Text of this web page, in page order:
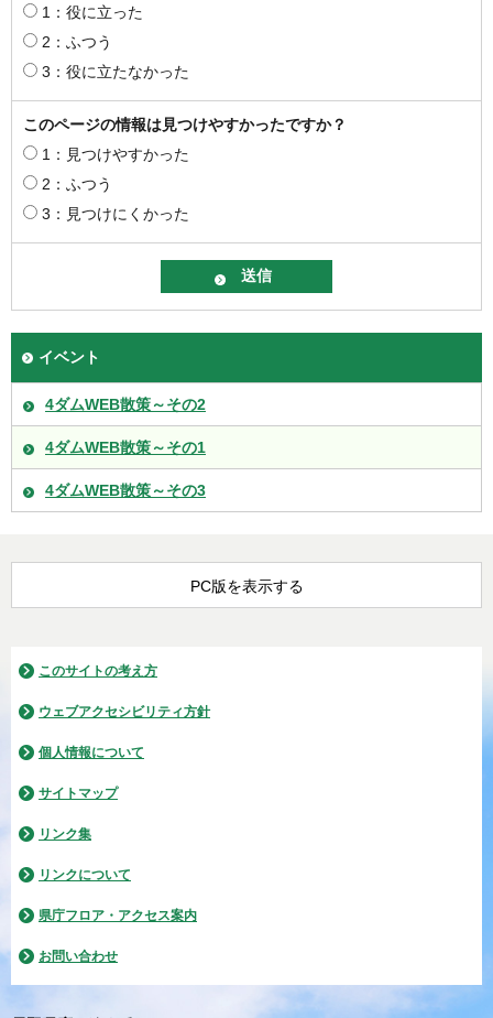
1：役に立った
2：ふつう
3：役に立たなかった
このページの情報は見つけやすかったですか？
1：見つけやすかった
2：ふつう
3：見つけにくかった
イベント
4ダムWEB散策～その2
4ダムWEB散策～その1
4ダムWEB散策～その3
PC版を表示する
このサイトの考え方
ウェブアクセシビリティ方針
個人情報について
サイトマップ
リンク集
リンクについて
県庁フロア・アクセス案内
お問い合わせ